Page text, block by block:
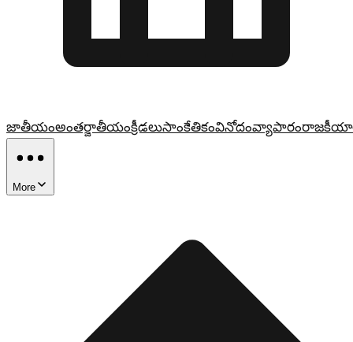
జాతీయంఅంతర్జాతీయంక్రీడలుసాంకేతికంవినోదంవ్యాపారం
More